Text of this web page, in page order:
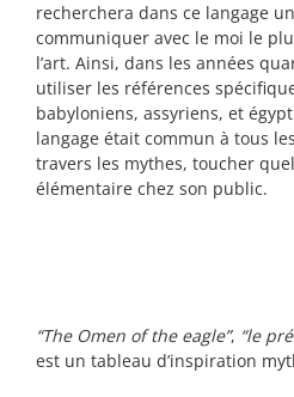
recherchera dans ce langage
communiquer avec le moi le
l’art. Ainsi, dans les années
utiliser les références
babyloniens, assyriens, et
langage était commun à tous
travers les mythes, toucher
élémentaire chez son public.
“The Omen of the eagle”, “le
est un tableau d’inspiration